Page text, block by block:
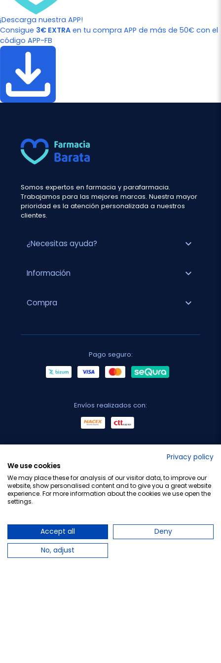
¡Descarga nuestra APP!
Consigue 3€ EXTRA en tu compra APP de más de 50€ con el
código APP-FB
Somos expertos en farmacia y parafarmacia.
Trabajamos para las mejores marcas. Nuestra mayor
prioridad es la atención personalizada a nuestros
clientes.
¿Necesitas ayuda? expand_more
Información expand_more
Compra expand_more
Pago seguro:
Envíos realizados con:
Privacy policy
We use cookies
We may place these for analysis of our visitor data, to improve our
website, show personalised content and to give you a great website
experience. For more information about the cookies we use open the
settings.
Accept all
Deny
No, adjust